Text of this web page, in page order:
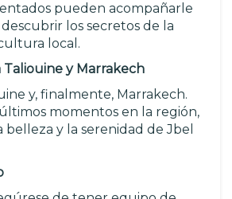
pueden acompañarle
los secretos de la
local.
Taliouine y Marrakech
y, finalmente, Marrakech.
momentos en la región,
y la serenidad de Jbel